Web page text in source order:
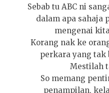
Sebab tu ABC ni
dalam apa sahaja
mengenai
Korang nak ke
perkara yang tak
Mestilah
So memang
penampilan,